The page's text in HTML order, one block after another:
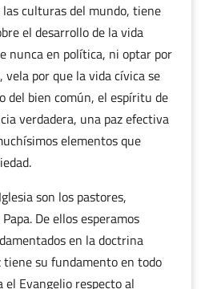
culturas del mundo, tiene
el desarrollo de la vida
nunca en política, ni optar por
vela por que la vida cívica se
del bien común, el espíritu de
verdadera, una paz efectiva
elementos que
son los pastores,
De ellos esperamos
en la doctrina
tiene su fundamento en todo
Evangelio respecto al